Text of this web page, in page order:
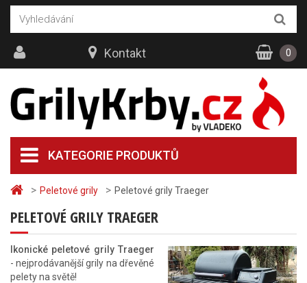
> Peletové grily > Peletové grily Traeger
PELETOVÉ GRILY TRAEGER
Ikonické peletové grily Traeger
- nejprodávanější grily na dřevěné
pelety na světě!
KATEGORIE PRODUKTŮ
Kontakt 0